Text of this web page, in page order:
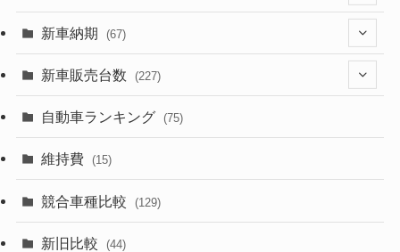
(330)
(357)
(328)
(242)
(85)
(84)
新車納期 (67)
(28)
(8)
(3)
新車販売台数 (227)
(21)
自動車ランキング (75)
維持費 (15)
競合車種比較 (129)
新旧比較 (44)